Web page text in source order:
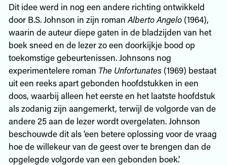
Dit idee werd in nog een andere richting ontwikkeld
door B.S. Johnson in zijn roman Alberto Angelo(1964),
waarin de auteur diepe gaten in de bladzijden van het
boek sneed en de lezer zo een doorkijkje bood op
toekomstige gebeurtenissen. Johnsons nog
experimentelere roman The Unfortunates (1969) bestaat
uit een reeks apart gebonden hoofdstukken in een
doos, waarbij alleen het eerste en het laatste hoofdstuk
als zodanig zijn aangemerkt, terwijl de volgorde van de
andere 25 aan de lezer wordt overgelaten. Johnson
beschouwde dit als ‘een betere oplossing voor de vraag
hoe de willekeur van de geest over te brengen dan de
opgelegde volgorde van een gebonden boek’.